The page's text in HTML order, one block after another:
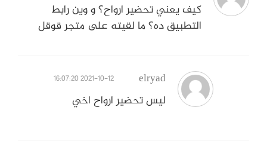
كيف يعني تحضير ارواح؟ و وين رابط
التطبيق ده؟ ما لقيته على متجر قوقل
elryad
2021-10-12 16:07:20
ليس تحضير ارواح اخي